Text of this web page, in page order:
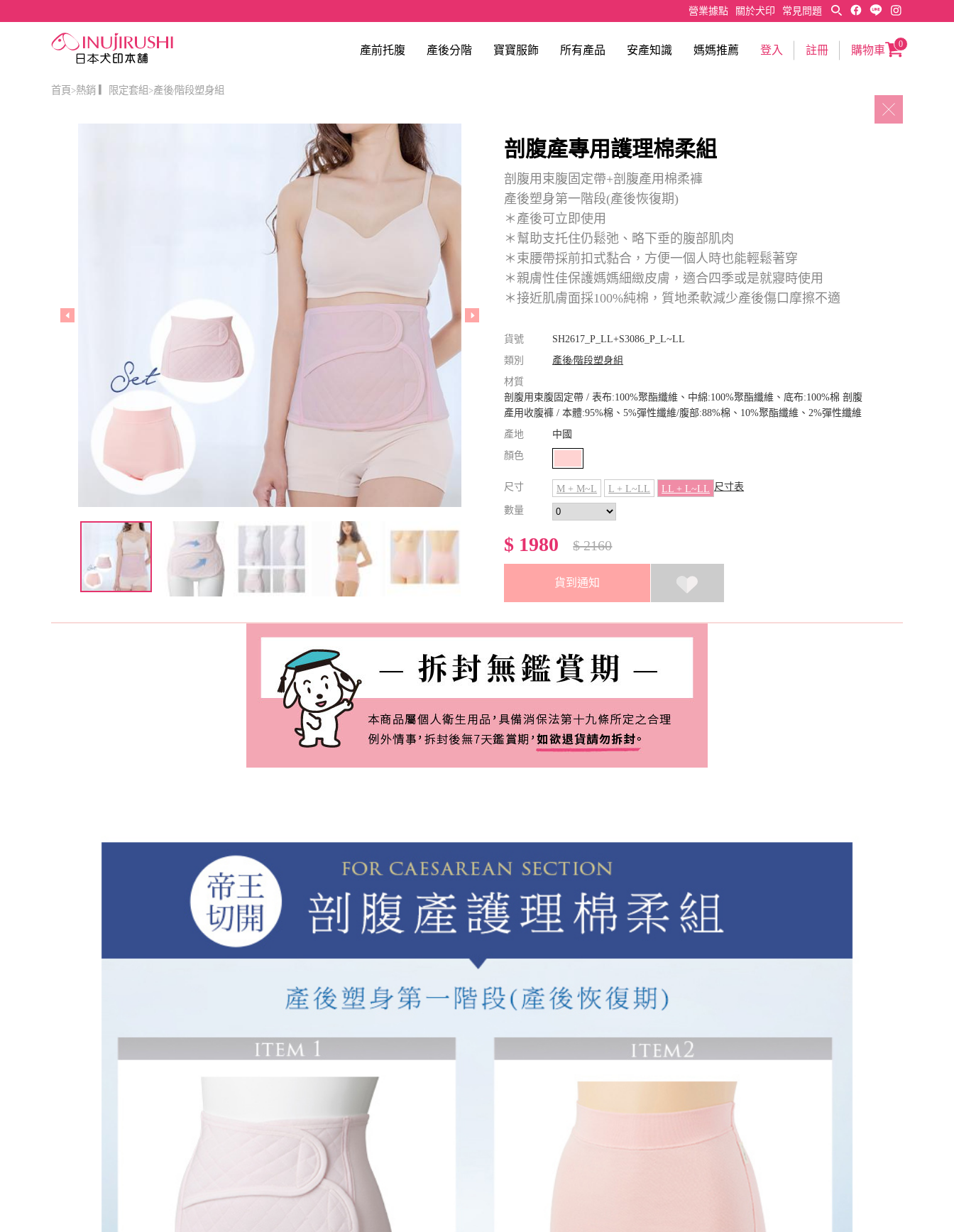
營業據點 關於犬印 常見問題
產前托腹 產後分階 寶寶服飾 所有產品 安產知識 媽媽推薦 登入 註冊 購物車
0
首頁>熱銷 ▎限定套組>產後∕階段塑身組
剖腹產專用護理棉柔組
剖腹用束腹固定帶+剖腹產用棉柔褲
產後塑身第一階段(產後恢復期)
＊產後可立即使用
＊幫助支托住仍鬆弛、略下垂的腹部肌肉
＊束腰帶採前扣式黏合，方便一個人時也能輕鬆著穿
＊親膚性佳保護媽媽細緻皮膚，適合四季或是就寢時使用
＊接近肌膚面採100%純棉，質地柔軟減少產後傷口摩擦不適
貨號
SH2617_P_LL+S3086_P_L~LL
類別
產後∕階段塑身組
材質
剖腹用束腹固定帶 / 表布:100%聚酯纖維、中綿:100%聚酯纖維、底布:100%棉 剖腹
產用收腹褲 / 本體:95%棉、5%彈性纖維/腹部:88%棉、10%聚酯纖維、2%彈性纖維
產地
中國
顏色
尺寸 M + M~L L + L~LL LL + L~LL 尺寸表
數量
$ 2160
$ 1980
貨到通知